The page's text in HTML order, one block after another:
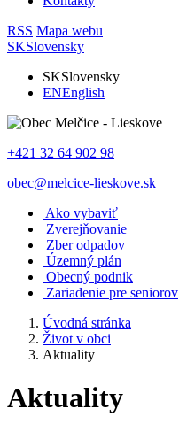
RSS Mapa webu
SKSlovensky
SKSlovensky
ENEnglish
+421 32 64 902 98
obec@melcice-lieskove.sk
Ako vybaviť
Zverejňovanie
Zber odpadov
Územný plán
Obecný podnik
Zariadenie pre seniorov
Úvodná stránka
Život v obci
Aktuality
Aktuality